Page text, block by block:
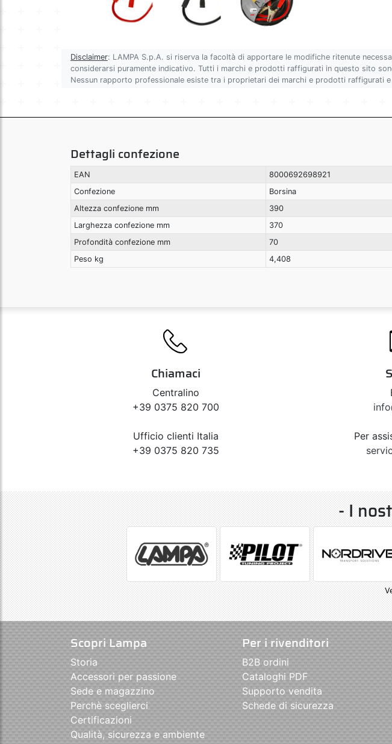
Disclaimer: LAMPA S.p.A. si riserva la facoltà di apportare le modifiche ritenute
considerarsi puramente indicativo. Tutti i marchi e prodotti raffigurati in questo sito
Nessun rapporto professionale esiste tra i proprietari dei marchi e prodotti raffigurati e
Dettagli confezione
EAN
8000692698921
Confezione
Borsina
Altezza confezione mm
390
Larghezza confezione mm
370
Profondità confezione mm
70
Peso kg
4,408
Chiamaci
Centralino
+39 0375 820 700
Ufficio clienti Italia
+39 0375 820 735
Per
- I
Scopri Lampa
Storia
Accessori per passione
Sede e magazzino
Perchè sceglierci
Certificazioni
Qualità, sicurezza e ambiente
Per i rivenditori
B2B ordini
Cataloghi PDF
Supporto vendita
Schede di sicurezza